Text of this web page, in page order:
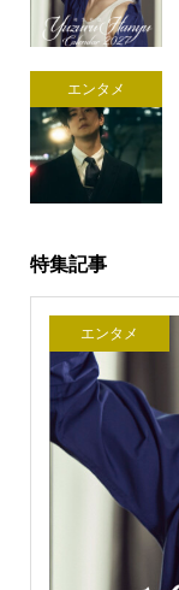
エンタメ
特集記事
エンタメ